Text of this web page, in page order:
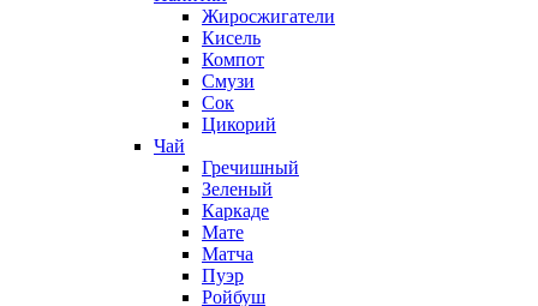
Жиросжигатели
Кисель
Компот
Смузи
Сок
Цикорий
Чай
Гречишный
Зеленый
Каркаде
Мате
Матча
Пуэр
Ройбуш